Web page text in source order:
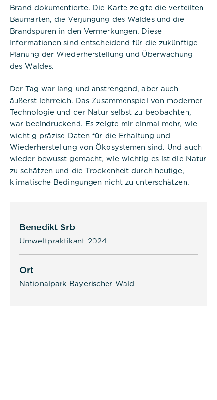
Brand dokumentierte. Die Karte zeigte die verteilten
Baumarten, die Verjüngung des Waldes und die
Brandspuren in den Vermerkungen. Diese
Informationen sind entscheidend für die zukünftige
Planung der Wiederherstellung und Überwachung
des Waldes.
Der Tag war lang und anstrengend, aber auch
äußerst lehrreich. Das Zusammenspiel von moderner
Technologie und der Natur selbst zu beobachten,
war beeindruckend. Es zeigte mir einmal mehr, wie
wichtig präzise Daten für die Erhaltung und
Wiederherstellung von Ökosystemen sind. Und auch
wieder bewusst gemacht, wie wichtig es ist die Natur
zu schätzen und die Trockenheit durch heutige,
klimatische Bedingungen nicht zu unterschätzen.
Benedikt Srb
Umweltpraktikant 2024
Ort
Nationalpark Bayerischer Wald
Titel:
dpconsentmanagement
Anbieter:
Commerzbank Umweltpraktikum
Cookies:
Cookie Name:
dpconsentmanagement
Dauer:
1 Jahr
Beschreibung:
Das Cookie wird von DER PUNKT
Consent Management gesetzt und
wird verwendet, um zu speichern,
gespeichert.